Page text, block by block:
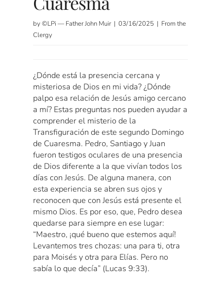
by ©LPi — Father John Muir | 03/16/2025 | From the
Clergy
¿Dónde está la presencia cercana y
misteriosa de Dios en mi vida? ¿Dónde
palpo esa relación de Jesús amigo cercano
a mí? Estas preguntas nos pueden ayudar a
comprender el misterio de la
Transfiguración de este segundo Domingo
de Cuaresma. Pedro, Santiago y Juan
fueron testigos oculares de una presencia
de Dios diferente a la que vivían todos los
días con Jesús. De alguna manera, con
esta experiencia se abren sus ojos y
reconocen que con Jesús está presente el
mismo Dios. Es por eso, que, Pedro desea
quedarse para siempre en ese lugar:
“Maestro, ¡qué bueno que estemos aquí!
Levantemos tres chozas: una para ti, otra
para Moisés y otra para Elías. Pero no
sabía lo que decía” (Lucas 9:33).